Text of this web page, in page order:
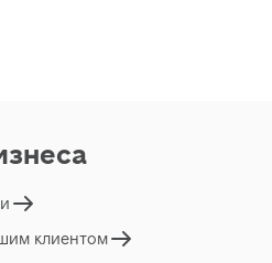
клиентом